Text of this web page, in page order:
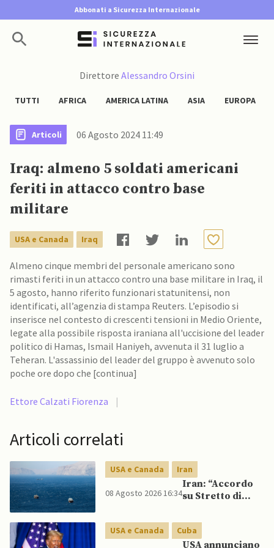
Abbonati a Sicurezza Internazionale
Direttore Alessandro Orsini
TUTTI AFRICA AMERICA LATINA ASIA EUROPA
Articoli 06 Agosto 2024 11:49
Iraq: almeno 5 soldati americani
feriti in attacco contro base
militare
USA e Canada Iraq
Almeno cinque membri del personale americano sono
rimasti feriti in un attacco contro una base militare in Iraq, il
5 agosto, hanno riferito funzionari statunitensi, non
identificati, all’agenzia di stampa Reuters. L’episodio si
inserisce nel contesto di crescenti tensioni in Medio Oriente,
legate alla possibile risposta iraniana all'uccisione del leader
politico di Hamas, Ismail Haniyeh, avvenuta il 31 luglio a
Teheran. L'assassinio del leader del gruppo è avvenuto solo
poche ore dopo che [continua]
Ettore Calzati Fiorenza |
Articoli correlati
USA e Canada Iran
08 Agosto 2026 16:34
Iran: “Accordo
su Stretto di
ma non aprirà il
canale”
USA e Canada Cuba
USA annunciano